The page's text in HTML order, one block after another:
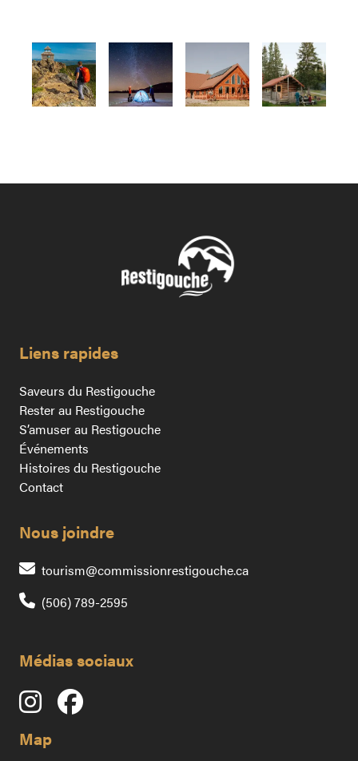
Liens rapides
Saveurs du Restigouche
Rester au Restigouche
S’amuser au Restigouche
Événements
Histoires du Restigouche
Contact
Nous joindre
tourism@commissionrestigouche.caContactez-nous
(506) 789-2595
Médias sociaux
Map